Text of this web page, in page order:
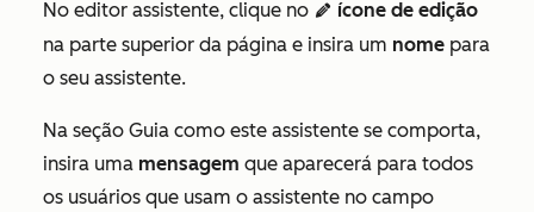
No editor assistente, clique no edit ícone de edição
na parte superior da página e insira um nome para
o seu assistente.
Na seção Guia como este assistente se comporta,
insira uma mensagem que aparecerá para todos
os usuários que usam o assistente no campo